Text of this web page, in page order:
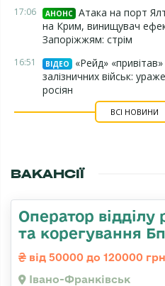
17:06 АНОНС Атака на порт
на Крим, винищувач
Запоріжжям: стрім
16:51 ВІДЕО
«Рейд»
залізничних військ:
росіян
ВСІ НОВИНИ
ВАКАНСІЇ
Оператор відділу
та корегування
від 50000 до 120000 грн
Івано-Франківськ